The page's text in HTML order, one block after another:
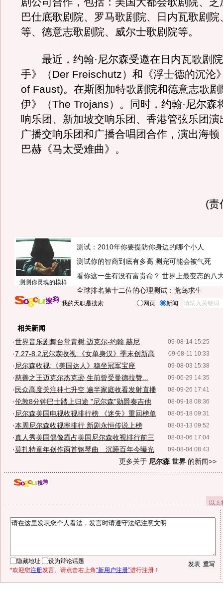
巴仕底歌剧院、罗马歌剧院、日内瓦歌剧
等、德意志歌剧院、威尔士歌剧院等。
最近，约翰·尼尔森受邀在日内瓦歌剧
手》（Der Freischutz）和《浮士德的沉沦
of Faust)。在斯图加特歌剧院和德意志歌
伊》（The Trojans）。同时，约翰·尼尔森
响乐团、新加坡交响乐团、香港管弦乐团演
广播交响乐团和广播合唱团合作，演出海
巴赫《马太受难曲》。
(责
测测你灵魂的模样
测试：2010年你要提防你身边的哪个小人
测试你的智商到底有多高 测完可能会被气死
看你这一生有没有富贵命？ 世界上最变态的八
全球排名第十二位的心理测试：荒岛求生
我的天职是搜索 网页 新闻
相关新闻
09-08-14 15:25
·世界音乐剧舞台常青树:迈克尔-约翰 赫尼
09-08-11 10:33
·7.27-8.2尼尔森收视:《女单身汉》季末创新高
09-08-03 15:38
· 尼尔森收视:《美国达人》稳坐冠军宝座
09-06-29 14:35
·慈善之王迈克尔杰克逊 生前曾受曼德拉赞...
08-09-26 17:41
· 民众高度关注神七升空 逾半家庭收看发射直播
08-09-18 08:36
·伦敦8分钟巴士踏上归途 "尼尔森"勋爵奏吉他
08-05-18 09:31
· 尼尔森美国电视收视排行榜 《迷失》重回榜单
08-03-13 09:52
·本周尼尔森收视率排行 新剧永恒传说上榜
08-03-06 17:04
·真人秀美国偶像霸占美国尼尔森收视排行前三
09-08-04 08:43
·莫扎特童年创作两首钢琴曲 沉睡百年今曝光
更多关于 尼尔森 世界 的新闻>>
以
隐藏地址
设为辩论话题
*欢迎您注册发言。请点击右上角“新用户注册”进行注册！